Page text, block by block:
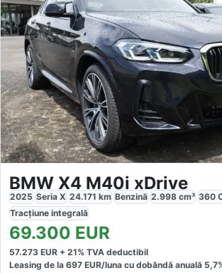
BMW X4 M40i xDrive
2025 Seria X 24.171 km Benzină 2.998 cm³ 360
Tracțiune integrală
69.300 EUR
57.273 EUR + 21% TVA deductibil
Leasing de la 697 EUR/luna cu dobăndă anuală 5,7